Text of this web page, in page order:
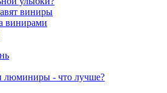
виниры
винирами
- что лучше?